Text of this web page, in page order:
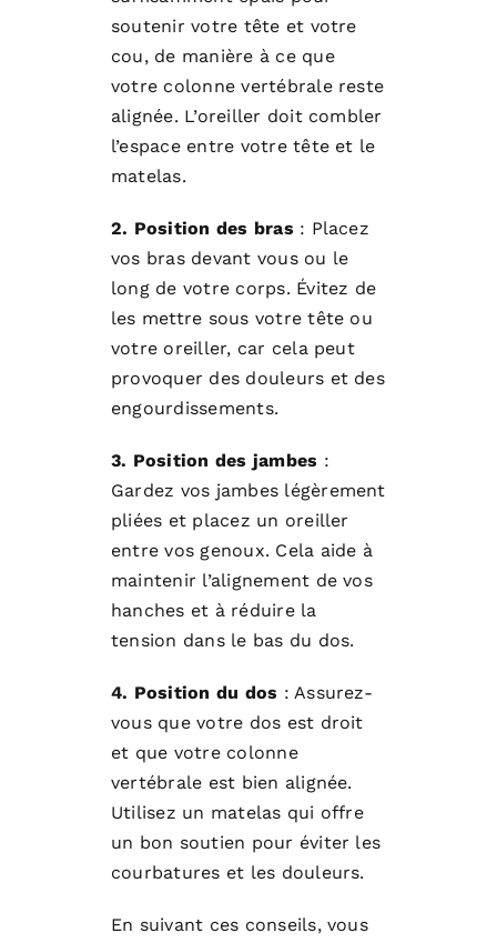
soutenir votre tête et votre
cou, de manière à ce que
votre colonne vertébrale reste
alignée. L’oreiller doit combler
l’espace entre votre tête et le
matelas.
2. Position des bras : Placez
vos bras devant vous ou le
long de votre corps. Évitez de
les mettre sous votre tête ou
votre oreiller, car cela peut
provoquer des douleurs et des
engourdissements.
3. Position des jambes :
Gardez vos jambes légèrement
pliées et placez un oreiller
entre vos genoux. Cela aide à
maintenir l’alignement de vos
hanches et à réduire la
tension dans le bas du dos.
4. Position du dos : Assurez-
vous que votre dos est droit
et que votre colonne
vertébrale est bien alignée.
Utilisez un matelas qui offre
un bon soutien pour éviter les
courbatures et les douleurs.
En suivant ces conseils, vous